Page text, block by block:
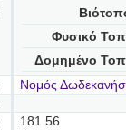
Φυσικό
Δομημένο
Νομός
181.56